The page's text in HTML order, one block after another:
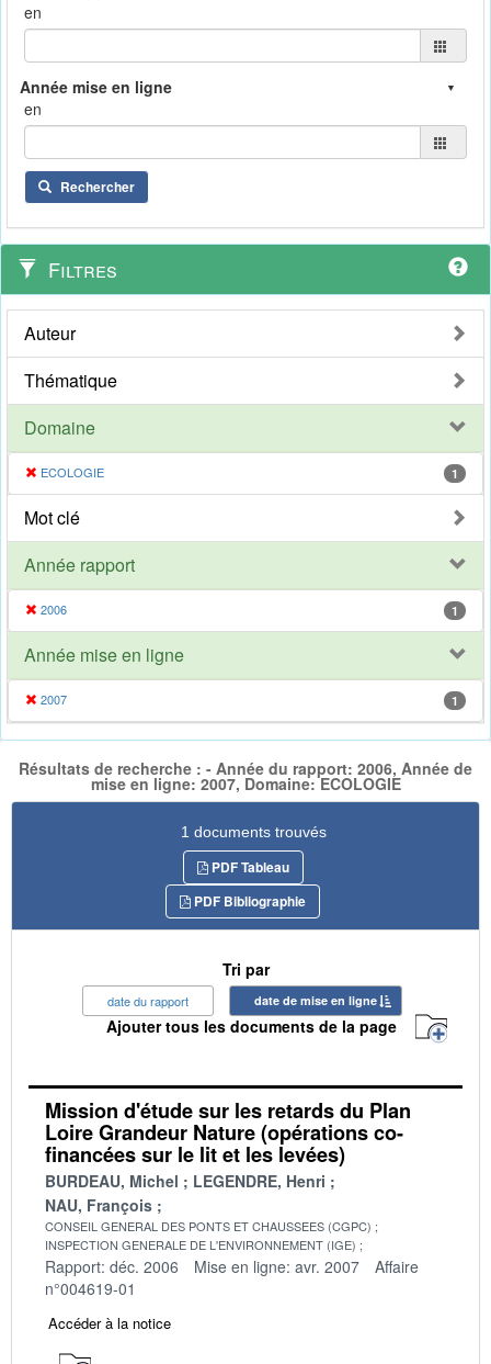
en
en
Rechercher
Filtres
Auteur
Thématique
Domaine
ECOLOGIE 1
Mot clé
Année rapport
2006 1
Année mise en ligne
2007 1
Résultats de recherche : - Année du rapport: 2006, Année de
mise en ligne: 2007, Domaine: ECOLOGIE
1 documents trouvés
PDF Tableau
PDF Bibliographie
Tri par
date du rapport date de mise en ligne
Ajouter tous les documents de la page
Mission d'étude sur les retards du Plan
Loire Grandeur Nature (opérations co-
financées sur le lit et les levées)
BURDEAU, Michel
LEGENDRE, Henri
NAU, François
CONSEIL GENERAL DES PONTS ET CHAUSSEES (CGPC)
INSPECTION GENERALE DE L'ENVIRONNEMENT (IGE)
Rapport: déc. 2006 Mise en ligne: avr. 2007
Affaire
n°004619-01
Accéder à la notice